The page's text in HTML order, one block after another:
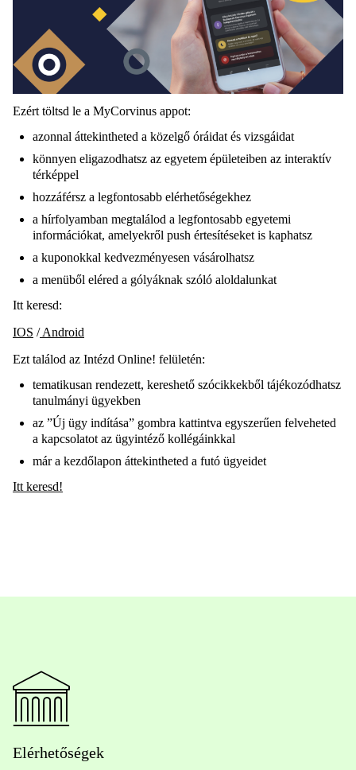
Ezért töltsd le a MyCorvinus appot:
azonnal áttekintheted a közelgő óráidat és vizsgáidat
könnyen eligazodhatsz az egyetem épületeiben az interaktív
térképpel
hozzáférsz a legfontosabb elérhetőségekhez
a hírfolyamban megtalálod a legfontosabb egyetemi
információkat, amelyekről push értesítéseket is kaphatsz
a kuponokkal kedvezményesen vásárolhatsz
a menüből eléred a gólyáknak szóló aloldalunkat
Itt keresd:
IOS /Android
Ezt találod az Intézd Online! felületén:
tematikusan rendezett, kereshető szócikkekből tájékozódhatsz
tanulmányi ügyekben
az ”Új ügy indítása” gombra kattintva egyszerűen felveheted
a kapcsolatot az ügyintéző kollégáinkkal
már a kezdőlapon áttekintheted a futó ügyeidet
Itt keresd!
Elérhetőségek